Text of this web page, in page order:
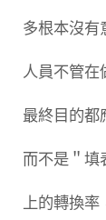
多根本沒有
人員不管在
最終目的都
而不是＂填
上的轉換